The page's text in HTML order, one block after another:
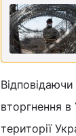
вторгнення
території